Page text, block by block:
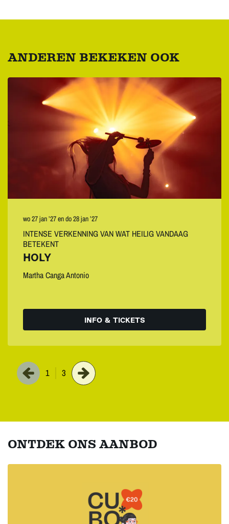
ANDEREN BEKEKEN OOK
HOLY
Martha Canga Antonio
INTENSE VERKENNING VAN WAT HEILIG VANDAAG
BETEKENT
wo 27 jan ’27endo 28 jan ’27
INFO & TICKETS
1 3
ONTDEK ONS AANBOD